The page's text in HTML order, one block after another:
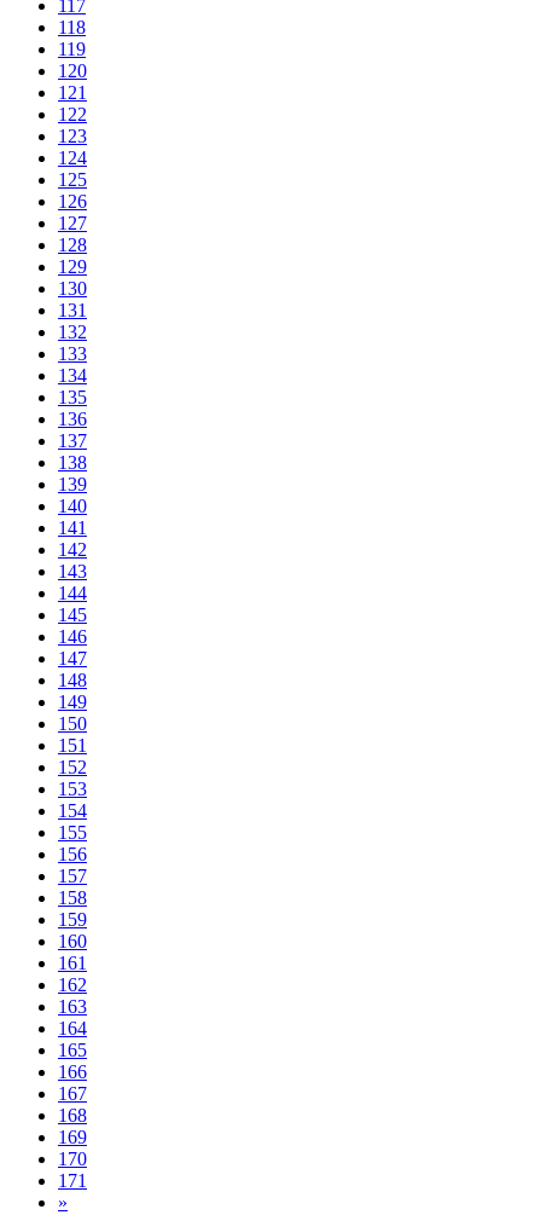
117
118
119
120
121
122
123
124
125
126
127
128
129
130
131
132
133
134
135
136
137
138
139
140
141
142
143
144
145
146
147
148
149
150
151
152
153
154
155
156
157
158
159
160
161
162
163
164
165
166
167
168
169
170
171
»